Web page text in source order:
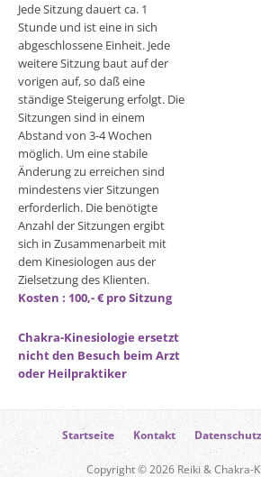
Jede Sitzung dauert ca. 1
Stunde und ist eine in sich
abgeschlossene Einheit. Jede
weitere Sitzung baut auf der
vorigen auf, so daß eine
ständige Steigerung erfolgt. Die
Sitzungen sind in einem
Abstand von 3-4 Wochen
möglich. Um eine stabile
Änderung zu erreichen sind
mindestens vier Sitzungen
erforderlich. Die benötigte
Anzahl der Sitzungen ergibt
sich in Zusammenarbeit mit
dem Kinesiologen aus der
Zielsetzung des Klienten.
Kosten : 100,- € pro Sitzung
Chakra-Kinesiologie ersetzt
nicht den Besuch beim Arzt
oder Heilpraktiker
Startseite Kontakt Datenschutz
Copyright © 2026 Reiki & Chakra-